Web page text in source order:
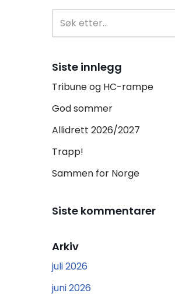
Siste innlegg
Tribune og HC-rampe
God sommer
Allidrett 2026/2027
Trapp!
Sammen for Norge
Siste kommentarer
Arkiv
juli 2026
juni 2026